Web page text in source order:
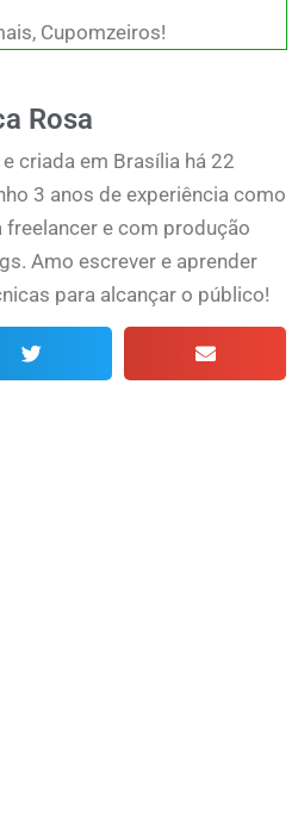
Cupomzeiros!
Rosa
criada em Brasília há 22
3 anos de experiência como
freelancer e com produção
Amo escrever e aprender
para alcançar o público!